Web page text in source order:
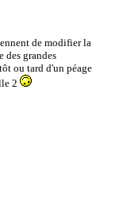
de modifier la
des grandes
ou tard d'un péage
2